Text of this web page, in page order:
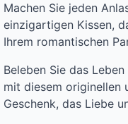
Machen Sie jeden
einzigartigen Kissen,
Ihrem romantischen
Beleben Sie das
mit diesem originellen
Geschenk, das Liebe